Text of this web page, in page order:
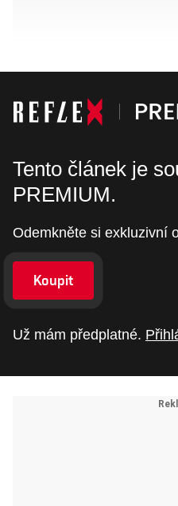
Tento článek je
PREMIUM.
Odemkněte si exkluzivní
Koupit
Už mám předplatné.